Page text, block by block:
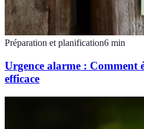
Préparation et planification6 min
Urgence alarme :
efficace